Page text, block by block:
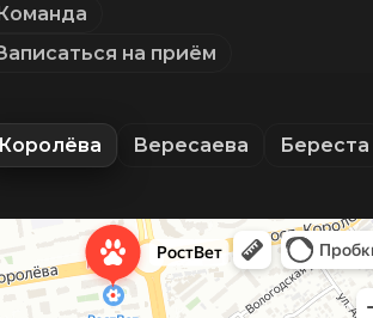
на приём
Королёва Вересаева Береста